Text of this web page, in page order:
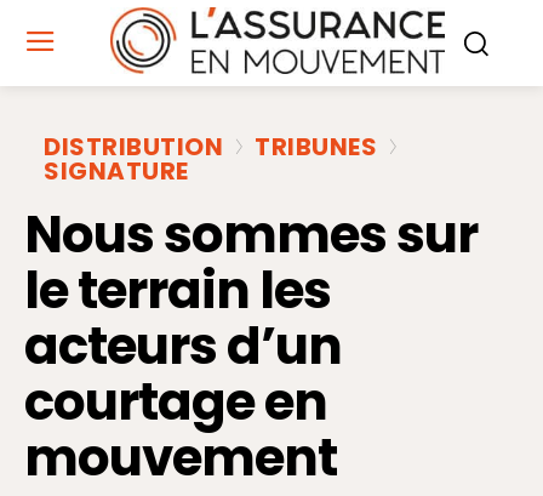
DISTRIBUTION TRIBUNES
SIGNATURE
Nous sommes sur
le terrain les
acteurs d’un
courtage en
mouvement